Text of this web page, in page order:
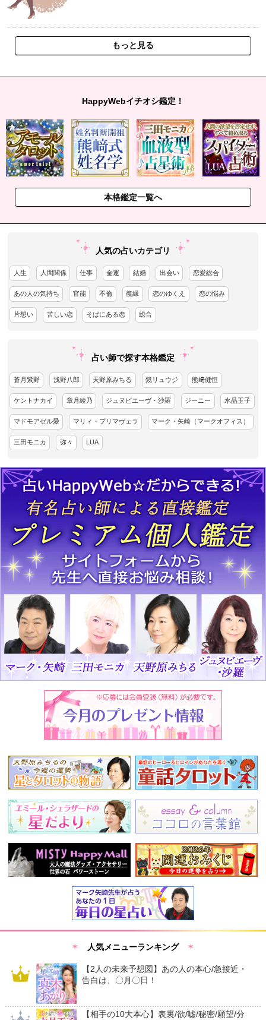
もっと見る
HappyWebイチオシ鑑定！
本格鑑定一覧へ
人気の占いカテゴリ
人生 人間関係 仕事 金運 結婚 出会い 恋愛総合
あの人の気持ち 官能 不倫 復縁 恋のゆくえ 恋の悩み
片想い 苦しい恋 そばにある恋 総合
占い師で探す本格鑑定
蒼月紫野 浅野八郎 天野原みちる 鏡リュウジ 熊﨑健恒
ケントナカイ 章月綾乃 ジュヌビエーヴ・沙羅 ジーニー 水晶玉子
マドモアゼル愛 マリィ・プリマヴェラ マーク・矢崎（マークオフィス）
三田モニカ 弥々 LUA
人気メニューランキング
【2人の未来予想図】あの人の本心/急接近・
告白は、〇月〇日！
【相手の10大本心】表裏/欲/嘘/秘密/願望/分